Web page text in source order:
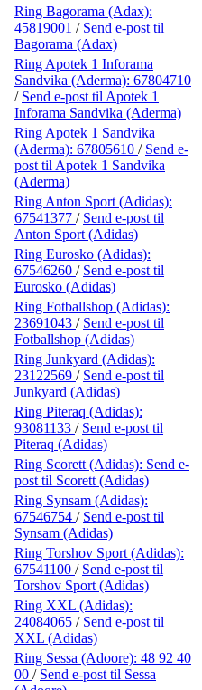
Ring Bagorama (Adax):
45819001 / Send e-post til
Bagorama (Adax)
Ring Apotek 1 Inforama
Sandvika (Aderma): 67804710
/ Send e-post til Apotek 1
Inforama Sandvika (Aderma)
Ring Apotek 1 Sandvika
(Aderma): 67805610 / Send e-
post til Apotek 1 Sandvika
(Aderma)
Ring Anton Sport (Adidas):
67541377 / Send e-post til
Anton Sport (Adidas)
Ring Eurosko (Adidas):
67546260 / Send e-post til
Eurosko (Adidas)
Ring Fotballshop (Adidas):
23691043 / Send e-post til
Fotballshop (Adidas)
Ring Junkyard (Adidas):
23122569 / Send e-post til
Junkyard (Adidas)
Ring Piteraq (Adidas):
93081133 / Send e-post til
Piteraq (Adidas)
Ring Scorett (Adidas): Send e-
post til Scorett (Adidas)
Ring Synsam (Adidas):
67546754 / Send e-post til
Synsam (Adidas)
Ring Torshov Sport (Adidas):
67541100 / Send e-post til
Torshov Sport (Adidas)
Ring XXL (Adidas):
24084065 / Send e-post til
XXL (Adidas)
Ring Sessa (Adoore): 48 92 40
00 / Send e-post til Sessa